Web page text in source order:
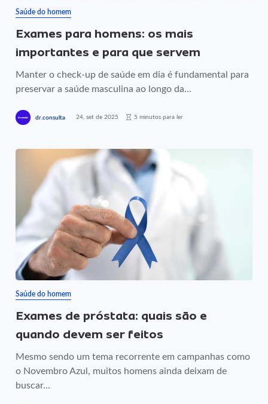
Saúde do homem
Exames para homens: os mais
importantes e para que servem
Manter o check-up de saúde em dia é fundamental para
preservar a saúde masculina ao longo da...
dr.consulta 24, set de 2025 5 minutos para ler
Saúde do homem
Exames de próstata: quais são e
quando devem ser feitos
Mesmo sendo um tema recorrente em campanhas como
o Novembro Azul, muitos homens ainda deixam de
buscar...